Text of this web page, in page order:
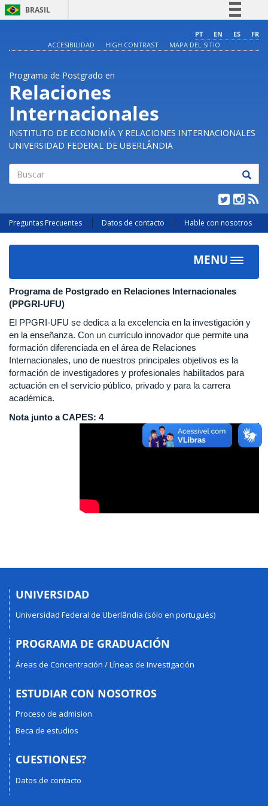
BRASIL
Comunica BR
PT EN ES
FR
ACCESIBILIDAD
HIGH CONTRAST MAPA DEL SITIO
Programa de Postgrado en
Relaciones
Internacionales
INSTITUTO DE ECONOMÍA Y RELACIONES INTERNACIONALES
UNIVERSIDAD FEDERAL DE UBERLÂNDIA
Preguntas Frecuentes Datos de contacto Hable con nosotros
MENU
Toggle
Programa de Postgrado en Relaciones Internacionales
(PPGRI-UFU)
El PPGRI-UFU se dedica a la excelencia en la investigación y
en la enseñanza. Con un currículo innovador que permite una
formación diferenciada en el área de Relaciones
Internacionales, uno de nuestros principales objetivos es la
formación de investigadores y profesionales habilitados para
actuación en el servicio público, privado y para la carrera
académica.
Nota junto a CAPES: 4
UNIVERSIDAD
Universidad Federal de Uberlândia (sólo en portugués)
PROGRAMA DE GRADUACIÓN
Áreas de Concentración / Líneas de Investigación
ESTUDIAR CON NOSOTROS
Proceso de admision
Beca de estudios
CUESTIONES?
Datos de contacto